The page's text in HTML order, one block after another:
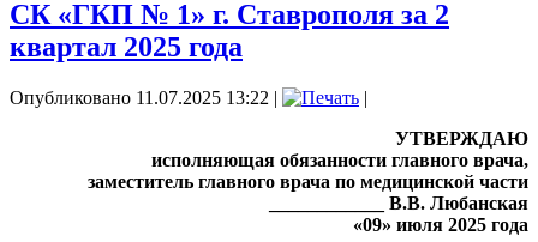
СК «ГКП № 1» г. Ставрополя за 2
квартал 2025 года
Опубликовано 11.07.2025 13:22 |
|
УТВЕРЖДАЮ
исполняющая обязанности главного врача,
заместитель главного врача по медицинской части
____________ В.В. Любанская
«09» июля 2025 года